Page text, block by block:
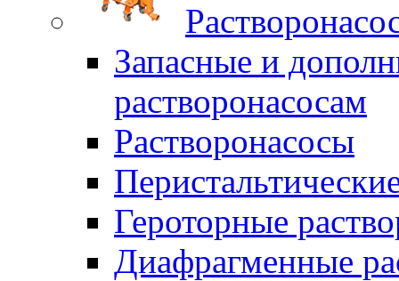
Запасные и
растворонасосам
Растворонасосы
Героторные
Диафрагменные